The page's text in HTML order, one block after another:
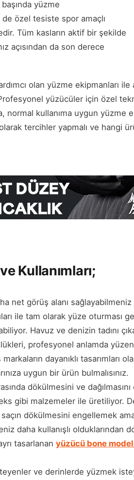
yüzme
özel tesiste spor amaçlı
Tüm kasların aktif bir şekilde
açısından da son derece
olan yüzme ekipmanları ile
yüzücüler için özel
normal kullanıma uygun yüzme
tercihler yapmalı ve hangi
Kullanımları;
net görüş alanı
ile tam olarak yüze oturması
Havuz ve denizin tadını
profesyonel anlamda
dayanıklı tasarımları
uygun bir ürün bulmalısınız.
dökülmesini ve
gibi malzemeler ile üretiliyor.
dökülmesini engellemek
daha kullanışlı olduklarından
tasarlananyüzücü bone
ve derinlerde yüzmek